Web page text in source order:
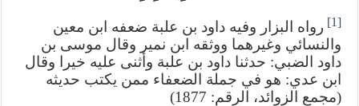
[1]
رواه البزار وفيه داود بن علبة ضعفه ابن معين
والنسائي وغيرهما ووثقه ابن نمير وقال موسى بن
داود الضبي: حدثنا داود بن علبة وأثنى عليه خيرا وقال
ابن عدي: هو في جملة الضعفاء ممن يكتب حديثه
(مجمع الزوائد، الرقم: 1877)